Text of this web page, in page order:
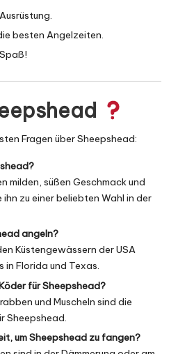
besten Angelzeiten.
Fragen über Sheepshead:
milden, süßen Geschmack und
zu einer beliebten Wahl in der
angeln?
Küstengewässern der USA
Florida und Texas.
für Sheepshead?
und Muscheln sind die
Sheepshead.
um Sheepshead zu fangen?